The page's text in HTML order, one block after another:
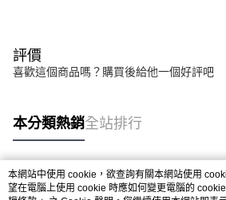
評價
喜歡這個商品嗎？購買後給他一個好評吧
本分類熱銷全站排行
熱門標籤
本網站中使用 cookie，欲查詢有關本網站使用
望在電腦上使用 cookie 時應如何變更電腦的